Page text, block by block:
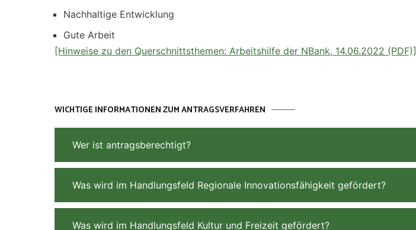
Nachhaltige Entwicklung
Gute Arbeit
[Hinweise zu den Querschnittsthemen: Arbeitshilfe der NBank, 14.06.2022 (PDF)]
WICHTIGE INFORMATIONEN ZUM ANTRAGSVERFAHREN
Wer ist antragsberechtigt?
Was wird im Handlungsfeld Regionale Innovationsfähigkeit gefördert?
Was wird im Handlungsfeld Kultur und Freizeit gefördert?